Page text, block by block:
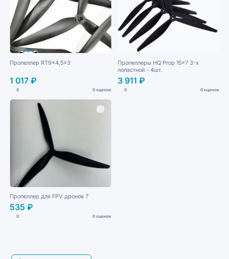
Пропеллер RT9x4,5x3
1 017 ₽
0 0 оценок
Пропеллеры HQ Prop 15x7 3-х
лопастной - 4шт.
3 911 ₽
0 0 оценок
Пропеллер для FPV дронов 7
535 ₽
0 0 оценок